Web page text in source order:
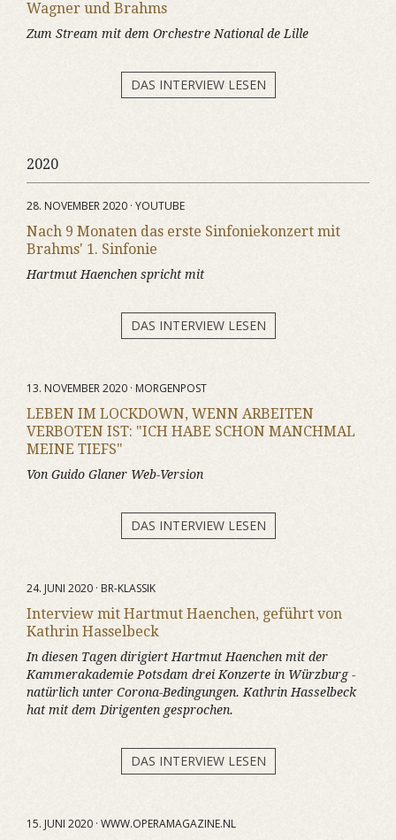
Wagner und Brahms
Zum Stream mit dem Orchestre National de Lille
DAS INTERVIEW LESEN
2020
28. NOVEMBER 2020 · YOUTUBE
Nach 9 Monaten das erste Sinfoniekonzert mit
Brahms' 1. Sinfonie
Hartmut Haenchen spricht mit
DAS INTERVIEW LESEN
13. NOVEMBER 2020 · MORGENPOST
LEBEN IM LOCKDOWN, WENN ARBEITEN
VERBOTEN IST: "ICH HABE SCHON MANCHMAL
MEINE TIEFS"
Von Guido Glaner Web-Version
DAS INTERVIEW LESEN
24. JUNI 2020 · BR-KLASSIK
Interview mit Hartmut Haenchen, geführt von
Kathrin Hasselbeck
In diesen Tagen dirigiert Hartmut Haenchen mit der
Kammerakademie Potsdam drei Konzerte in Würzburg -
natürlich unter Corona-Bedingungen. Kathrin Hasselbeck
hat mit dem Dirigenten gesprochen.
DAS INTERVIEW LESEN
15. JUNI 2020 · WWW.OPERAMAGAZINE.NL